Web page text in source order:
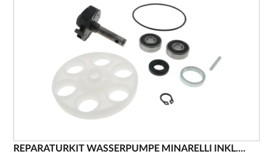
REPARATURKIT WASSERPUMPE MINARELLI INKL....